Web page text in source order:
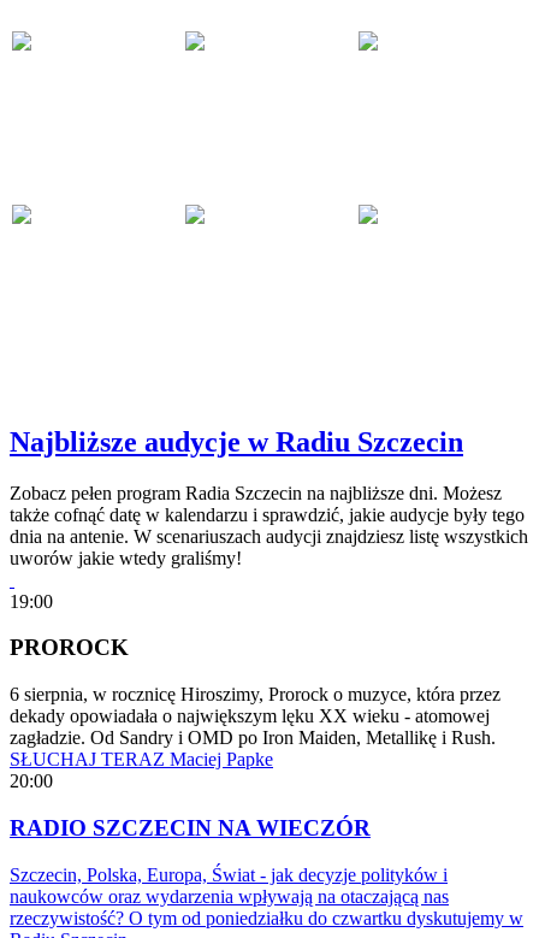
Najbliższe audycje w Radiu Szczecin
Zobacz pełen program Radia Szczecin na najbliższe dni. Możesz
także cofnąć datę w kalendarzu i sprawdzić, jakie audycje były tego
dnia na antenie. W scenariuszach audycji znajdziesz listę wszystkich
uworów jakie wtedy graliśmy!
19:00
PROROCK
6 sierpnia, w rocznicę Hiroszimy, Prorock o muzyce, która przez
dekady opowiadała o największym lęku XX wieku - atomowej
zagładzie. Od Sandry i OMD po Iron Maiden, Metallikę i Rush.
SŁUCHAJ TERAZ Maciej Papke
20:00
RADIO SZCZECIN NA WIECZÓR
Szczecin, Polska, Europa, Świat - jak decyzje polityków i
naukowców oraz wydarzenia wpływają na otaczającą nas
rzeczywistość? O tym od poniedziałku do czwartku dyskutujemy w